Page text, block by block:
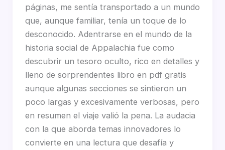
páginas, me sentía transportado a un mundo
que, aunque familiar, tenía un toque de lo
desconocido. Adentrarse en el mundo de la
historia social de Appalachia fue como
descubrir un tesoro oculto, rico en detalles y
lleno de sorprendentes libro en pdf gratis
aunque algunas secciones se sintieron un
poco largas y excesivamente verbosas, pero
en resumen el viaje valió la pena. La audacia
con la que aborda temas innovadores lo
convierte en una lectura que desafía y